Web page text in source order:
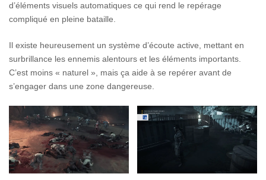
d’éléments visuels automatiques ce qui rend le repérage
compliqué en pleine bataille.
Il existe heureusement un système d’écoute active, mettant en
surbrillance les ennemis alentours et les éléments importants.
C’est moins « naturel », mais ça aide à se repérer avant de
s’engager dans une zone dangereuse.